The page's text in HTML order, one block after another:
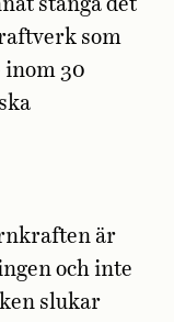
stänga det
som
inom 30
är
och inte
slukar